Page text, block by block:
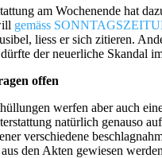
am Wochenende hat
gemäss
liess er sich zitieren.
der neuerliche Skandal
offen
werfen aber auch
natürlich genauso
verschiedene
den Akten gewiesen